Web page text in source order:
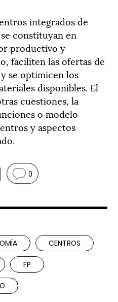
integrados de
constituyan en
productivo y
faciliten las ofertas de
se optimicen los
disponibles. El
cuestiones, la
o modelo
y aspectos
0
CENTROS
FP